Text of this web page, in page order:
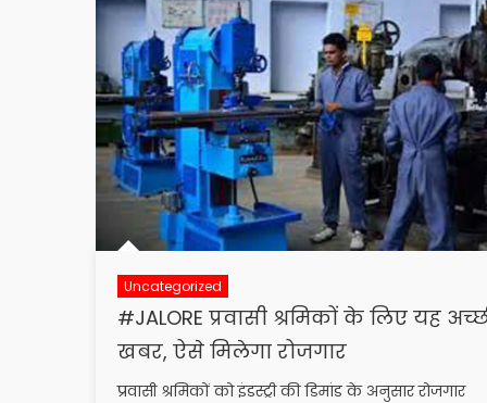
Uncategorized
#JALORE प्रवासी श्रमिकों के लिए यह
खबर, ऐसे मिलेगा रोजगार
प्रवासी श्रमिकों को इंडस्ट्री की डिमांड के अनुसार रोजगार